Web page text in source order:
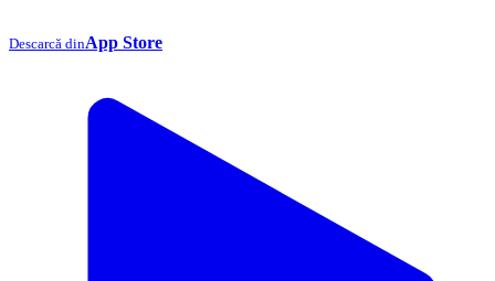
Descarcă dinApp Store